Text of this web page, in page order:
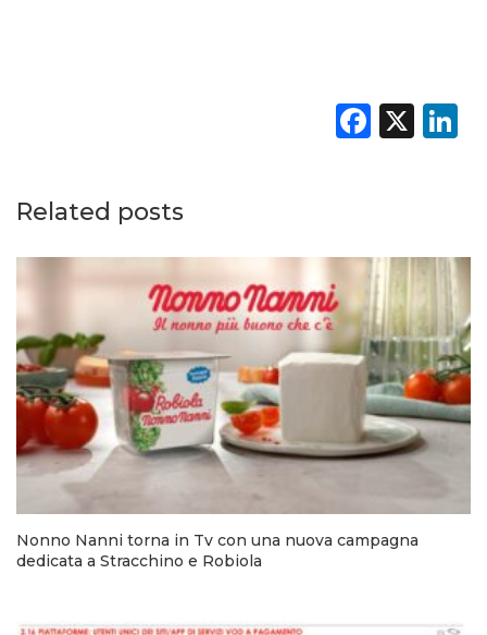
X
Related posts
Nonno Nanni torna in Tv con una nuova campagna
dedicata a Stracchino e Robiola